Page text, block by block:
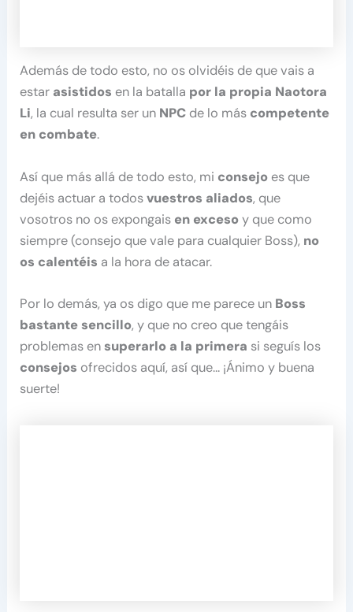
Además de todo esto, no os olvidéis de que vais a
estar asistidos en la batalla por la propia Naotora
Li, la cual resulta ser un NPC de lo más competente
en combate.
Así que más allá de todo esto, mi consejo es que
dejéis actuar a todosvuestros aliados, que
vosotros no os expongais en excesoy que como
siempre (consejo que vale para cualquier Boss), no
os calentéis a la hora de atacar.
Por lo demás, ya os digo que me parece un Boss
bastante sencillo, y que no creo que tengáis
problemas ensuperarlo a la primera si seguís los
consejos ofrecidos aquí, así que… ¡Ánimo y buena
suerte!